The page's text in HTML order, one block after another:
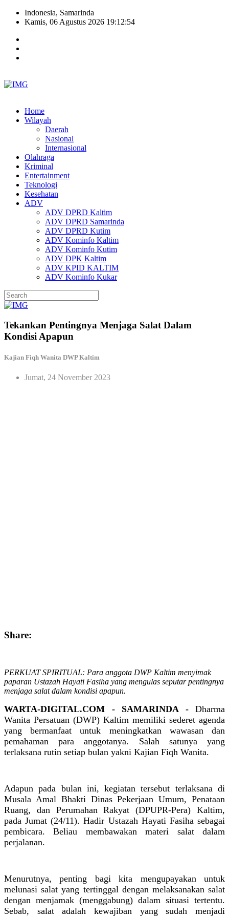
Indonesia, Samarinda
Kamis, 06 Agustus 2026 19:12:55
Home
Wilayah
Daerah
Nasional
Internasional
Olahraga
Kriminal
Entertainment
Teknologi
Kesehatan
ADV
ADV DPRD Kaltim
ADV DPRD Samarinda
ADV DPRD Kutim
ADV Kominfo Kaltim
ADV Kominfo Kutim
ADV DPK Kaltim
ADV KPID KALTIM
ADV Kominfo Kukar
Tekankan Pentingnya Menjaga Salat Dalam
Kondisi Apapun
Kajian Fiqh Wanita DWP Kaltim
Jumat, 24 November 2023
Share:
PERKUAT SPIRITUAL: Para anggota DWP Kaltim menyimak
paparan Ustazah Hayati Fasiha yang mengulas seputar pentingnya
menjaga salat dalam kondisi apapun.
WARTA-DIGITAL.COM - SAMARINDA - Dharma
Wanita Persatuan (DWP) Kaltim memiliki sederet agenda
yang bermanfaat untuk meningkatkan wawasan dan
pemahaman para anggotanya. Salah satunya yang
terlaksana rutin setiap bulan yakni Kajian Fiqh Wanita.
Adapun pada bulan ini, kegiatan tersebut terlaksana di
Musala Amal Bhakti Dinas Pekerjaan Umum, Penataan
Ruang, dan Perumahan Rakyat (DPUPR-Pera) Kaltim,
pada Jumat (24/11). Hadir Ustazah Hayati Fasiha sebagai
pembicara. Beliau membawakan materi salat dalam
perjalanan.
Menurutnya, penting bagi kita mengupayakan untuk
melunasi salat yang tertinggal dengan melaksanakan salat
dengan menjamak (menggabung) dalam situasi tertentu.
Sebab, salat adalah kewajiban yang sudah menjadi